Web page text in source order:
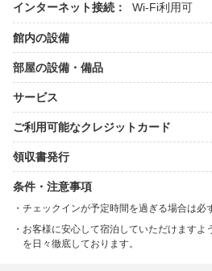
インターネット接続： Wi-Fi利用可
館内の設備
部屋の設備・備品
サービス
ご利用可能なクレジットカード
領収書発行
条件・注意事項
チェックインが予定時間を過ぎる場合は必
お客様に安心して宿泊していただけますよ
を日々徹底しております。